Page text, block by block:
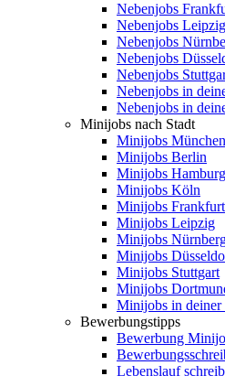
Nebenjobs
Nebenjobs Leipzig
Nebenjobs
Nebenjobs
Nebenjobs
Nebenjobs in
Nebenjobs in
Minijobs nach Stadt
Minijobs München
Minijobs Berlin
Minijobs Hamburg
Minijobs Köln
Minijobs Frankfurt
Minijobs Leipzig
Minijobs
Minijobs
Minijobs Stuttgart
Minijobs
Minijobs in deiner
Bewerbungstipps
Bewerbung
Lebenslauf